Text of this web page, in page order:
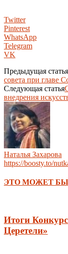
Twitter
Pinterest
WhatsApp
Telegram
VK
Предыдущая статья
совета при главе
Следующая статья
внедрения
Наталья Захарова
https://boosty.to/
ЭТО МОЖЕТ
Итоги
Церетели»